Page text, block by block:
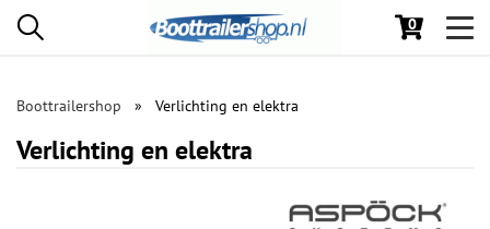
0
Boottrailershop Verlichting en elektra
Verlichting en elektra